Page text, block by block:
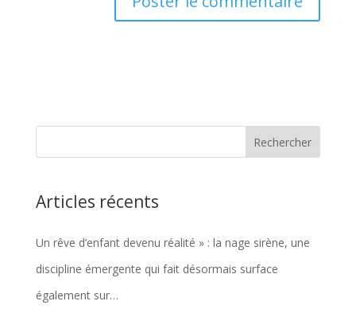
Articles récents
Un rêve d’enfant devenu réalité » : la nage sirène, une
discipline émergente qui fait désormais surface
également sur…